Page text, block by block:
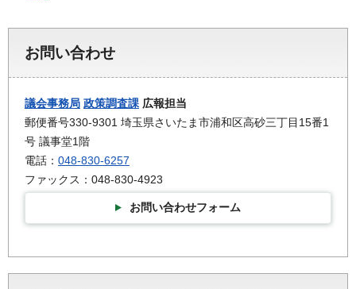
お問い合わせ
議会事務局 政策調査課 広報担当
郵便番号330-9301 埼玉県さいたま市浦和区高砂三丁目15番1
号 議事堂1階
電話： 048-830-6257
ファックス：048-830-4923
お問い合わせフォーム